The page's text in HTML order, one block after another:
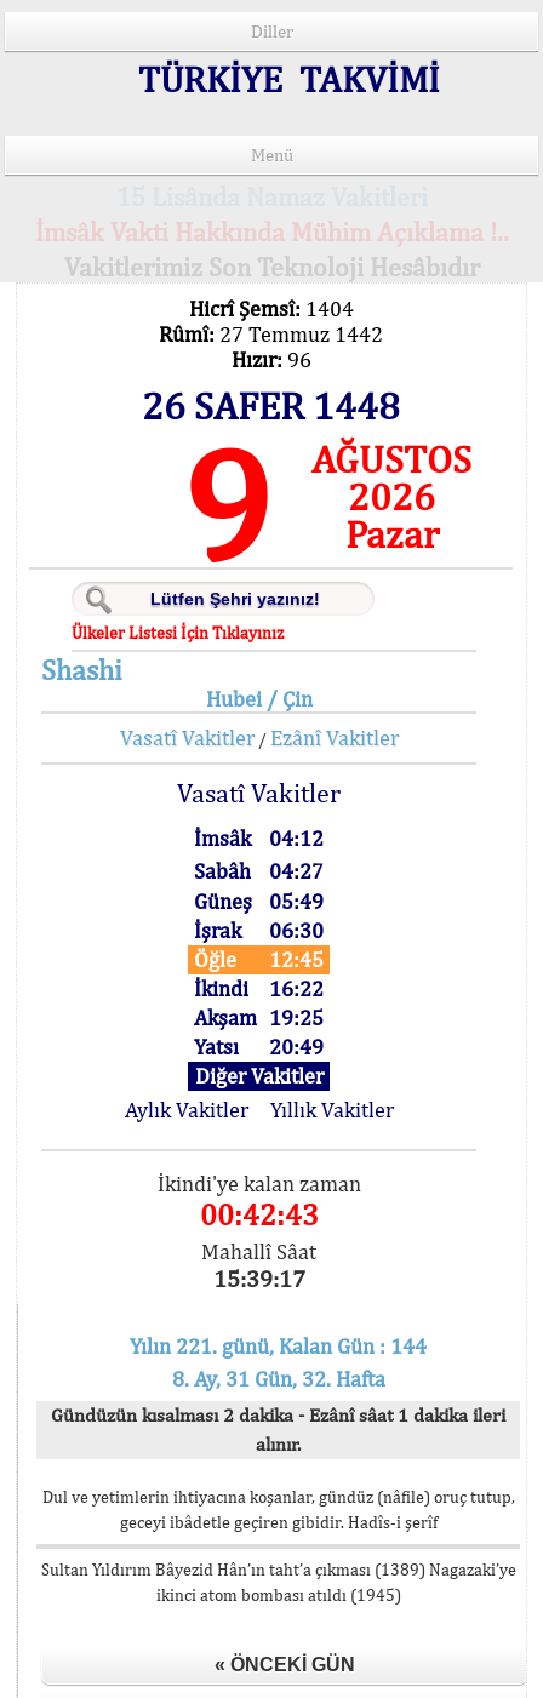
Diller
TÜRKİYE TAKVİMİ
Menü
İmsâk Vakti Hakkında Mühim Açıklama !..
Vakitlerimiz Son Teknoloji Hesâbıdır
Hicrî Şemsî: 1404
Rûmî: 27 Temmuz 1442
Hızır: 96
26 SAFER 1448
9
AĞUSTOS
2026
Pazar
Ülkeler Listesi İçin Tıklayınız
Shashi
Hubei / Çin
Vasatî Vakitler/ Ezânî Vakitler
Vasatî Vakitler
İmsâk
04:12
Sabâh
04:27
Güneş
05:49
İşrak
06:30
Öğle
12:45
İkindi
16:22
Akşam 19:25
Yatsı
20:49
Diğer Vakitler
Aylık Vakitler
Yıllık Vakitler
İkindi'ye kalan zaman
00:42:43
Mahallî Sâat
15:39:17
Yılın 221. günü, Kalan Gün : 144
8. Ay, 31 Gün, 32. Hafta
Gündüzün kısalması 2 dakika - Ezânî sâat 1 dakika ileri
alınır.
Dul ve yetimlerin ihtiyacına koşanlar, gündüz (nâfile) oruç tutup,
geceyi ibâdetle geçiren gibidir. Hadîs-i şerîf
Sultan Yıldırım Bâyezid Hân’ın taht’a çıkması (1389) Nagazaki’ye
ikinci atom bombası atıldı (1945)
« ÖNCEKI GÜN